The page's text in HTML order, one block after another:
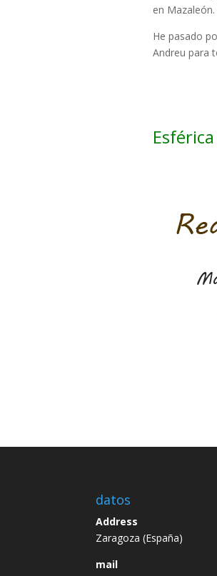
en
He pasado
Andreu para
datos
Address
Zaragoza (España)
mail